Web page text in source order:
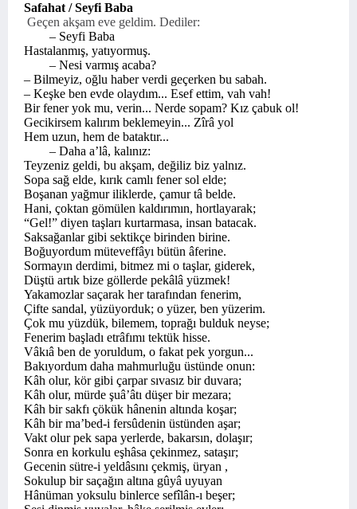
Safahat / Seyfi Baba
Geçen akşam eve geldim. Dediler:
– Seyfi Baba
Hastalanmış, yatıyormuş.
– Nesi varmış acaba?
– Bilmeyiz, oğlu haber verdi geçerken bu sabah.
– Keşke ben evde olaydım... Esef ettim, vah vah!
Bir fener yok mu, verin... Nerde sopam? Kız çabuk ol!
Gecikirsem kalırım beklemeyin... Zîrâ yol
Hem uzun, hem de bataktır...
– Daha a’lâ, kalınız:
Teyzeniz geldi, bu akşam, değiliz biz yalnız.
Sopa sağ elde, kırık camlı fener sol elde;
Boşanan yağmur iliklerde, çamur tâ belde.
Hani, çoktan gömülen kaldırımın, hortlayarak;
“Gel!” diyen taşları kurtarmasa, insan batacak.
Saksağanlar gibi sektikçe birinden birine.
Boğuyordum müteveffâyı bütün âferine.
Sormayın derdimi, bitmez mi o taşlar, giderek,
Düştü artık bize göllerde pekâlâ yüzmek!
Yakamozlar saçarak her tarafından fenerim,
Çifte sandal, yüzüyorduk; o yüzer, ben yüzerim.
Çok mu yüzdük, bilemem, toprağı bulduk neyse;
Fenerim başladı etrâfımı tektük hisse.
Vâkıâ ben de yoruldum, o fakat pek yorgun...
Bakıyordum daha mahmurluğu üstünde onun:
Kâh olur, kör gibi çarpar sıvasız bir duvara;
Kâh olur, mürde şuâ’âtı düşer bir mezara;
Kâh bir sakfı çökük hânenin altında koşar;
Kâh bir ma’bed-i fersûdenin üstünden aşar;
Vakt olur pek sapa yerlerde, bakarsın, dolaşır;
Sonra en korkulu eşhâsa çekinmez, sataşır;
Gecenin sütre-i yeldâsını çekmiş, üryan ,
Sokulup bir saçağın altına gûyâ uyuyan
Hânüman yoksulu binlerce sefîlân-ı beşer;